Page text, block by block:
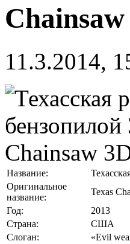
11.3.2014,
Название:
Оригинальное
название:
Texas
Год:
2013
Страна:
США
Слоган:
«Evil